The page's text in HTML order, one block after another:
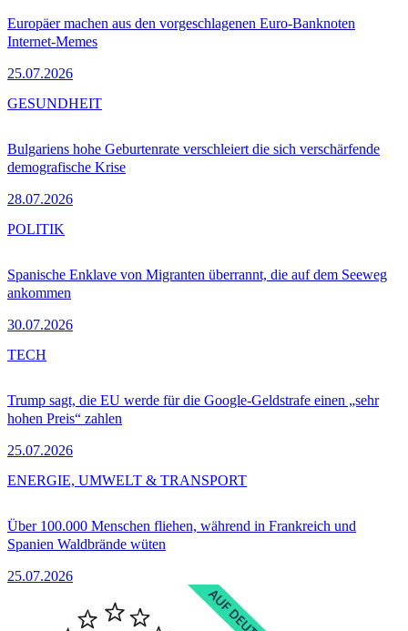
Europäer machen aus den vorgeschlagenen Euro-Banknoten
Internet-Memes
25.07.2026
Bulgariens hohe Geburtenrate verschleiert die sich verschärfende
demografische Krise
28.07.2026
GESUNDHEIT
Spanische Enklave von Migranten überrannt, die auf dem Seeweg
ankommen
30.07.2026
POLITIK
Trump sagt, die EU werde für die Google-Geldstrafe einen „sehr
hohen Preis“ zahlen
25.07.2026
TECH
Über 100.000 Menschen fliehen, während in Frankreich und
Spanien Waldbrände wüten
25.07.2026
ENERGIE, UMWELT & TRANSPORT